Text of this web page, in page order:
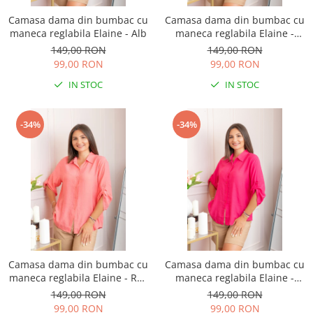
Camasa dama din bumbac cu
maneca reglabila Elaine - Alb
149,00 RON
99,00 RON
IN STOC
Camasa dama din bumbac cu
maneca reglabila Elaine -
Galben pastel
149,00 RON
99,00 RON
IN STOC
-34%
Camasa dama din bumbac cu
maneca reglabila Elaine - Roz
somon
149,00 RON
99,00 RON
-34%
Camasa dama din bumbac cu
maneca reglabila Elaine -
Ciclam
149,00 RON
99,00 RON